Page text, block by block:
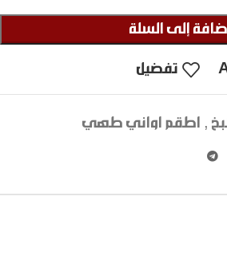
إضافة إلى السلة
تفضيل
, اطقم اواني طهي